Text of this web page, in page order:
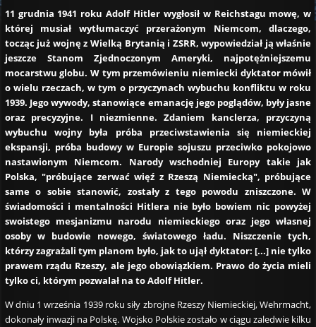
11 grudnia 1941 roku Adolf Hitler wygłosił w Reichstagu mowę, w
której musiał wytłumaczyć przerażonym Niemcom, dlaczego,
tocząc już wojnę z Wielką Brytanią i ZSRR, wypowiedział ją właśnie
jeszcze Stanom Zjednoczonym Ameryki, najpotężniejszemu
mocarstwu globu. W tym przemówieniu niemiecki dyktator mówił
o wielu rzeczach, w tym o przyczynach wybuchu konfliktu w roku
1939. Jego wywody, stanowiące emanację jego poglądów, były jasne
oraz precyzyjne. I niezmienne. Zdaniem kanclerza, przyczyną
wybuchu wojny była próba przeciwstawienia się niemieckiej
ekspansji, próba budowy w Europie sojuszu przeciwko pokojowo
nastawionym Niemcom. Narody wschodniej Europy takie jak
Polska, "próbujące zerwać więź z Rzeszą Niemiecką", próbujące
same o sobie stanowić, zostały z tego powodu zniszczone. W
świadomości i mentalności Hitlera nie było bowiem nic powyżej
swoistego mesjanizmu narodu niemieckiego oraz jego własnej
osoby w budowie nowego, światowego ładu. Niszczenie tych,
którzy zagrażali tym planom było, jak to ujął dyktator: [...] nie tylko
prawem rządu Rzeszy, ale jego obowiązkiem. Prawo do życia mieli
tylko ci, którym pozwalał na to Adolf Hitler.
W dniu 1 września 1939 roku siły zbrojne Rzeszy Niemieckiej, Wehrmacht,
dokonały inwazji na Polskę. Wojsko Polskie zostało w ciągu zaledwie kilku